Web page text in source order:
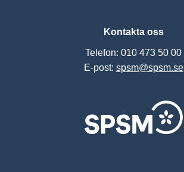
Kontakta oss
Telefon: 010 473 50 00
E-post: spsm@spsm.se